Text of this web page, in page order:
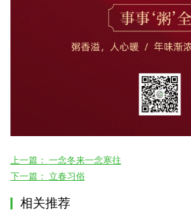
上一篇： 一念冬来一念寒往
下一篇： 立春习俗
相关推荐